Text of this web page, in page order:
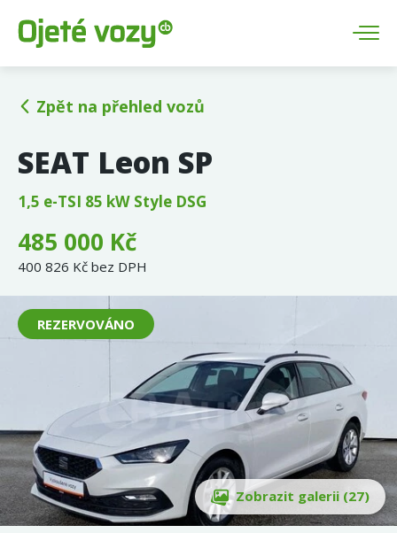
Zpět na přehled vozů
SEAT Leon SP
1,5 e-TSI 85 kW Style DSG
485 000 Kč
400 826 Kč bez DPH
REZERVOVÁNO
Zobrazit galerii (27)